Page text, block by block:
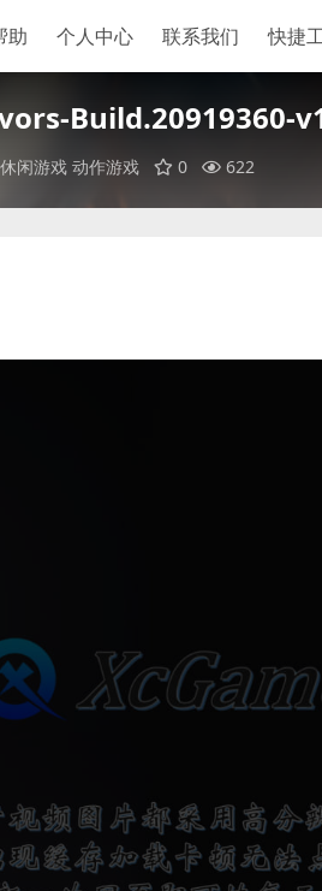
助 个人中心 联系我们 快捷
Build.20919360-
休闲游戏 动作游戏 0 622